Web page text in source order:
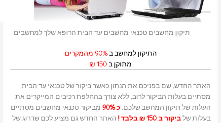
תיקון מחשבים טכנאי מחשבים עד הבית הרופא שלך למחשבים
התיקון למחשב ב90% מהמקרים
מתוקן ב 150 ₪
האתר החדש, שם בפניכם את הנתון כאשר ביקור של טכנאי עד הבית
מסתיים בעלות הביקור לרוב, ללא צורך בהחלפת רכיבים המייקרים את
העלות של תיקון המחשב שלכם.כ 90%
מביקור טכנאי מחשבים מסתיים
בעלות שלביקור ב 150 ₪ בלבד !
האתר החדש גם מציע לכם שדרוג של